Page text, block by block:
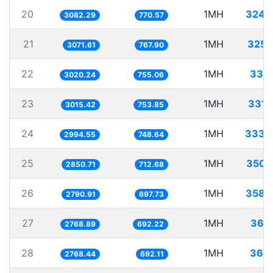
20 3082.29 770.57 1MH
21 3071.61 767.90 1MH
22 3020.24 755.06 1MH
23 3015.42 753.85 1MH
24 2994.55 748.64 1MH
25 2850.71 712.68 1MH
26 2790.91 697.73 1MH
27 2768.89 692.22 1MH
28 2768.44 692.11 1MH